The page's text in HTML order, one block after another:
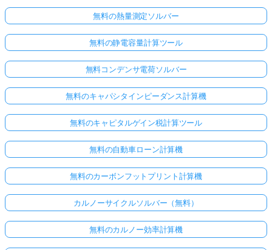
無料の熱量測定ソルバー
無料の静電容量計算ツール
無料コンデンサ電荷ソルバー
無料のキャパシタインピーダンス計算機
無料のキャピタルゲイン税計算ツール
無料の自動車ローン計算機
無料のカーボンフットプリント計算機
カルノーサイクルソルバー（無料）
無料のカルノー効率計算機